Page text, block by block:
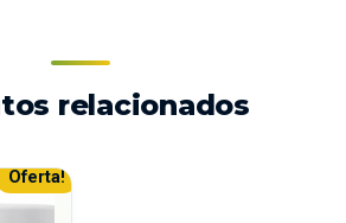
relacionados
Oferta!